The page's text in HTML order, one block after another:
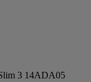
3 14ADA05